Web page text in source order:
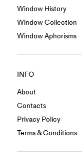
Window History
Window Collection
Window Aphorisms
INFO
About
Contacts
Privacy Policy
Terms & Conditions